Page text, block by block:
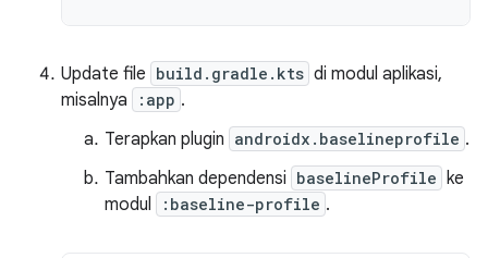
Update file build.gradle.kts di modul aplikasi,
misalnya
:app .
Terapkan plugin androidx.baselineprofile .
Tambahkan dependensi baselineProfile ke
modul
:baseline-profile .